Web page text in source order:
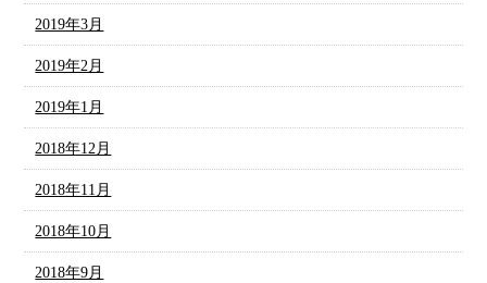
2019年3月
2019年2月
2019年1月
2018年12月
2018年11月
2018年10月
2018年9月